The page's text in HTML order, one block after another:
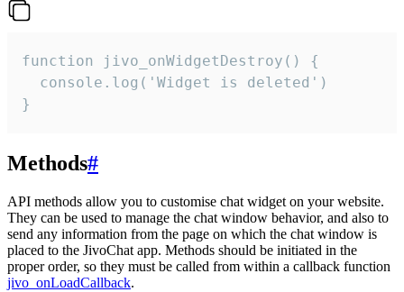
function jivo_onWidgetDestroy() {
  console.log('Widget is deleted')
}
Methods#
API methods allow you to customise chat widget on your website.
They can be used to manage the chat window behavior, and also to
send any information from the page on which the chat window is
placed to the JivoChat app. Methods should be initiated in the
proper order, so they must be called from within a callback function
jivo_onLoadCallback.